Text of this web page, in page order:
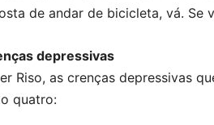
de andar de bicicleta, vá. Se
depressivas
Riso, as crenças depressivas
quatro: